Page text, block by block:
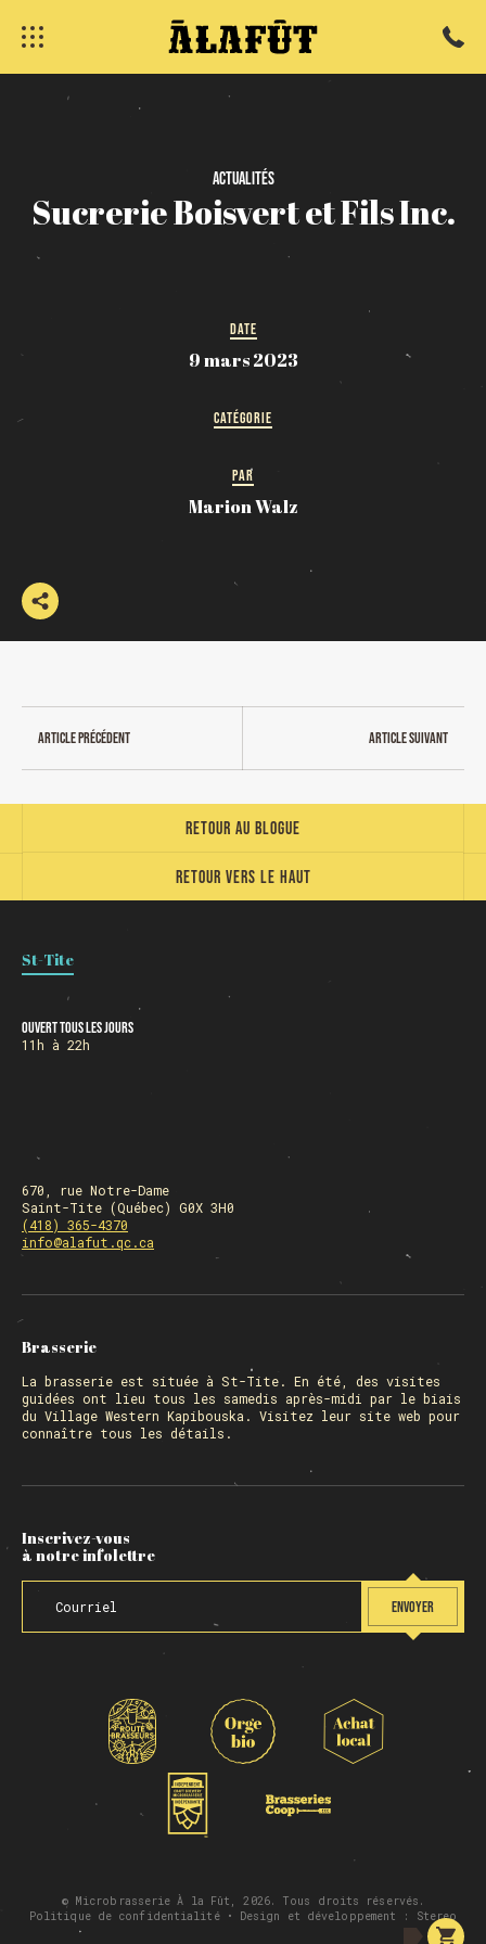
Actualités
SucrerieBoisvertetFilsInc.
DATE
9 mars 2023
CATÉGORIE
PAR
Marion Walz
Article précédent Article suivant
Retour vers le haut
Retour au blogue
St-Tite
Ouvert tous les jours
11h à 22h
670, rue Notre-Dame
Saint-Tite (Québec) G0X 3H0
(418) 365-4370
info@alafut.qc.ca
Brasserie
La brasserie est située à St-Tite. En été, des visites
guidées ont lieu tous les samedis après-midi par le biais
du Village Western Kapibouska. Visitez leur site web pour
connaître tous les détails.
Inscrivez-vous
à notre infolettre
ENVOYER
© Microbrasserie À la Fût, 2026. Tous droits réservés.
Politique de confidentialité• Design et développement : Stereo
FERMÉ 31 déc. et 01 janvier